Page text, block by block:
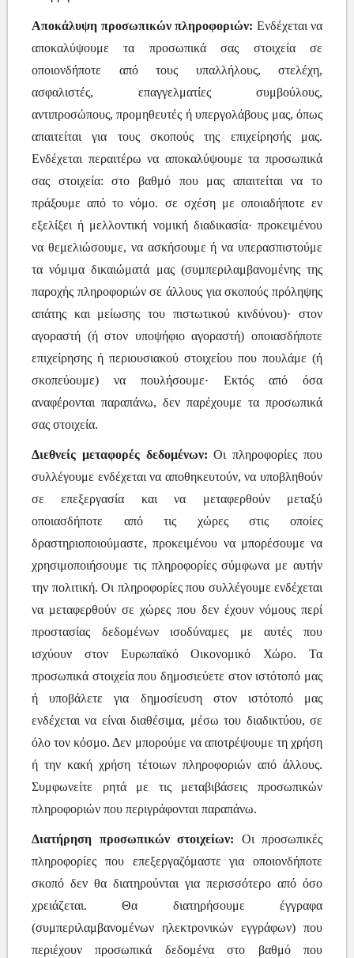
Αποκάλυψη προσωπικών πληροφοριών: Ενδέχεται να
αποκαλύψουμε τα προσωπικά σας στοιχεία σε
οποιονδήποτε από τους υπαλλήλους, στελέχη,
ασφαλιστές, επαγγελματίες συμβούλους,
αντιπροσώπους, προμηθευτές ή υπεργολάβους μας, όπως
απαιτείται για τους σκοπούς της επιχείρησής μας.
Ενδέχεται περαιτέρω να αποκαλύψουμε τα προσωπικά
σας στοιχεία: στο βαθμό που μας απαιτείται να το
πράξουμε από το νόμο. σε σχέση με οποιαδήποτε εν
εξελίξει ή μελλοντική νομική διαδικασία· προκειμένου
να θεμελιώσουμε, να ασκήσουμε ή να υπερασπιστούμε
τα νόμιμα δικαιώματά μας (συμπεριλαμβανομένης της
παροχής πληροφοριών σε άλλους για σκοπούς πρόληψης
απάτης και μείωσης του πιστωτικού κινδύνου)· στον
αγοραστή (ή στον υποψήφιο αγοραστή) οποιασδήποτε
επιχείρησης ή περιουσιακού στοιχείου που πουλάμε (ή
σκοπεύουμε) να πουλήσουμε· Εκτός από όσα
αναφέρονται παραπάνω, δεν παρέχουμε τα προσωπικά
σας στοιχεία.
Διεθνείς μεταφορές δεδομένων: Οι πληροφορίες που
συλλέγουμε ενδέχεται να αποθηκευτούν, να υποβληθούν
σε επεξεργασία και να μεταφερθούν μεταξύ
οποιασδήποτε από τις χώρες στις οποίες
δραστηριοποιούμαστε, προκειμένου να μπορέσουμε να
χρησιμοποιήσουμε τις πληροφορίες σύμφωνα με αυτήν
την πολιτική. Οι πληροφορίες που συλλέγουμε ενδέχεται
να μεταφερθούν σε χώρες που δεν έχουν νόμους περί
προστασίας δεδομένων ισοδύναμες με αυτές που
ισχύουν στον Ευρωπαϊκό Οικονομικό Χώρο. Τα
προσωπικά στοιχεία που δημοσιεύετε στον ιστότοπό μας
ή υποβάλετε για δημοσίευση στον ιστότοπό μας
ενδέχεται να είναι διαθέσιμα, μέσω του διαδικτύου, σε
όλο τον κόσμο. Δεν μπορούμε να αποτρέψουμε τη χρήση
ή την κακή χρήση τέτοιων πληροφοριών από άλλους.
Συμφωνείτε ρητά με τις μεταβιβάσεις προσωπικών
πληροφοριών που περιγράφονται παραπάνω.
Διατήρηση προσωπικών στοιχείων: Οι προσωπικές
πληροφορίες που επεξεργαζόμαστε για οποιονδήποτε
σκοπό δεν θα διατηρούνται για περισσότερο από όσο
χρειάζεται. Θα διατηρήσουμε έγγραφα
(συμπεριλαμβανομένων ηλεκτρονικών εγγράφων) που
περιέχουν προσωπικά δεδομένα στο βαθμό που